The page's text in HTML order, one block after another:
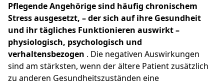
Pflegende Angehörige sind häufig chronischem
Stress ausgesetzt, – der sich auf ihre Gesundheit
und ihr tägliches Funktionieren auswirkt –
physiologisch, psychologisch und
verhaltensbezogen . Die negativen Auswirkungen
sind am stärksten, wenn der ältere Patient zusätzlich
zu anderen Gesundheitszuständen eine